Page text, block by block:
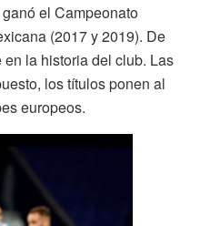
el Campeonato
(2017 y 2019). De
la historia del club. Las
los títulos ponen al
europeos.